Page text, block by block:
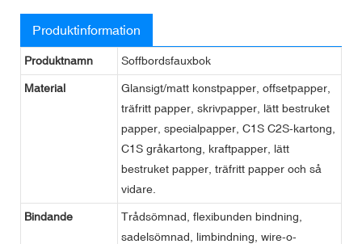
Produktinformation
Produktnamn Soffbordsfauxbok
Material
Glansigt/matt konstpapper, offsetpapper,
träfritt papper, skrivpapper, lätt bestruket
papper, specialpapper, C1S C2S-kartong,
C1S gråkartong, kraftpapper, lätt
bestruket papper, träfritt papper och så
vidare.
Bindande
Trådsömnad, flexibunden bindning,
sadelsömnad, limbindning, wire-o-